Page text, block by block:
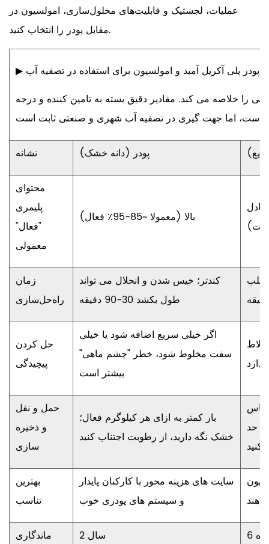
عملیات، لجستیک و قابلیت‌های محلول‌سازی، امولسیون در
مقابل پودر را انتخاب کنید.
▶ پلی آکریل آمید و امولسیون برای استفاده در تصفیه آب
را خلاصه می کند. مقادیر دقیق بسته به تامین کننده و درجه
نشانه پودر (دانه خشک)
محتوای
پلیمری
"فعال"
معمولی
بالا (معمولا~85-95٪ فعال)
زمان
راه‌حل‌سازی
کندتر؛ خیس شدن و انحلال می تواند
طول بکشد 30-90 دقیقه
حل کردن
پیچیدگی
اگر خیلی سریع اضافه شود یا خیلی
سفت مخلوط شود، خطر "چشم ماهی"
بیشتر است
حمل و نقل
و ذخیره
سازی
بار کمتر به ازای هر کیلوگرم فعال؛
خشک نگه دارید، از رطوبت اجتناب کنید
حد
کنید
بهترین
تناسب
سایت های هزینه محور با کارکنان پایدار
و سیستم های پودری خوب
ماندگاری 2 سال 6 ماه